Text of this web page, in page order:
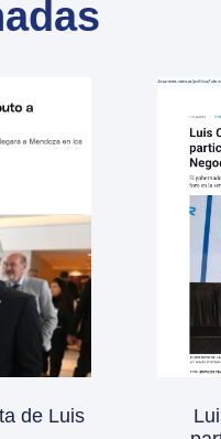
de Luis